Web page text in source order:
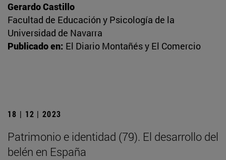
Gerardo Castillo
Facultad de Educación y Psicología de la
Universidad de Navarra
Publicado en: El Diario Montañés y El Comercio
18 | 12 | 2023
Patrimonio e identidad (79). El desarrollo del
belén en España